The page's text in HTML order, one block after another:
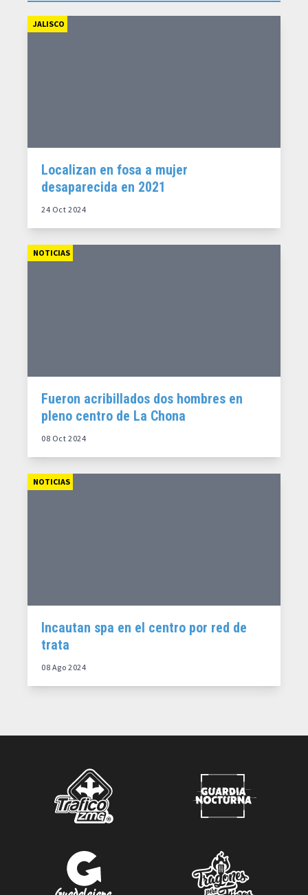
JALISCO
Localizan en fosa a mujer
desaparecida en 2021
24 Oct 2024
NOTICIAS
Fueron acribillados dos hombres en
pleno centro de La Chona
08 Oct 2024
NOTICIAS
Incautan spa en el centro por red de
trata
08 Ago 2024